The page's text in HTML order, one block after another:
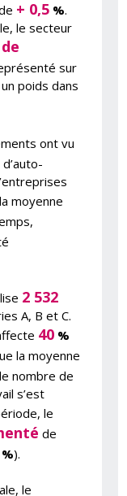
+ 0,5 %.
le secteur
sur
poids dans
ont vu
d’auto-
moyenne
2 532
A, B et C.
40 %
la moyenne
nombre de
s’est
le
de
%).
le